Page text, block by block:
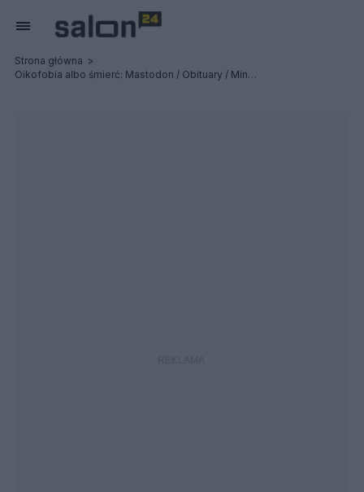
Strona główna
Oikofobia albo śmierć: Mastodon / Obituary / Ministry - Relacja